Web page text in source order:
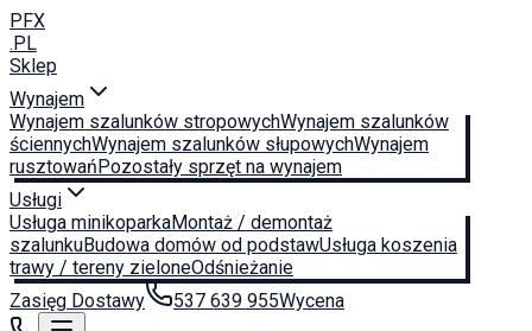
PFX
.PL
Sklep
Wynajem
Wynajem szalunków stropowychWynajem szalunków
ściennychWynajem szalunków słupowychWynajem
rusztowańPozostały sprzęt na wynajem
Usługi
Usługa minikoparkaMontaż / demontaż
szalunkuBudowa domów od podstawUsługa koszenia
trawy / tereny zieloneOdśnieżanie
Zasięg Dostawy
537 639 955Wycena